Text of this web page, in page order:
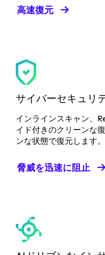
高速復元
サイバーセキュリ
インラインスキャン、
イド付きのクリーンな
ンな状態で復元します。
脅威を迅速に阻止